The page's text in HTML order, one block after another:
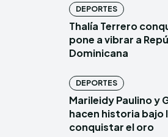
DEPORTES
Thalía Terrero
pone a vibrar a
Dominicana
DEPORTES
Marileidy Paulino y
hacen historia bajo
conquistar el oro